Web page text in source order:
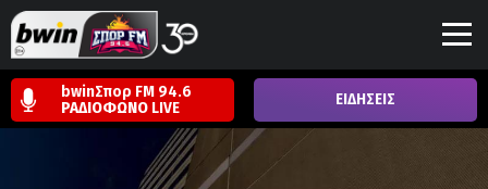
bwinΣπορ FM 94.6
ΡΑΔΙΟΦΩΝΟ LIVE ΕΙΔΗΣΕΙΣ